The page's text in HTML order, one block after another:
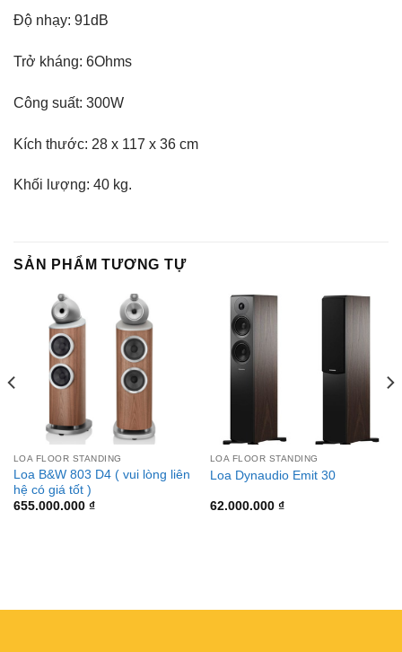
Độ nhạy: 91dB
Trở kháng: 6Ohms
Công suất: 300W
Kích thước: 28 x 117 x 36 cm
Khối lượng: 40 kg.
SẢN PHẨM TƯƠNG TỰ
LOA FLOOR STANDING
Loa B&W 803 D4 ( vui lòng liên
hệ có giá tốt )
655.000.000 ₫
LOA FLOOR STANDING
Loa Dynaudio Emit 30
62.000.000 ₫